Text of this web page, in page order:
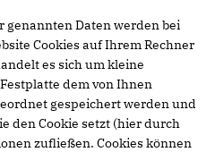
genannten Daten werden bei
Cookies auf Ihrem Rechner
es sich um kleine
dem von Ihnen
gespeichert werden und
den Cookie setzt (hier durch
zufließen. Cookies können